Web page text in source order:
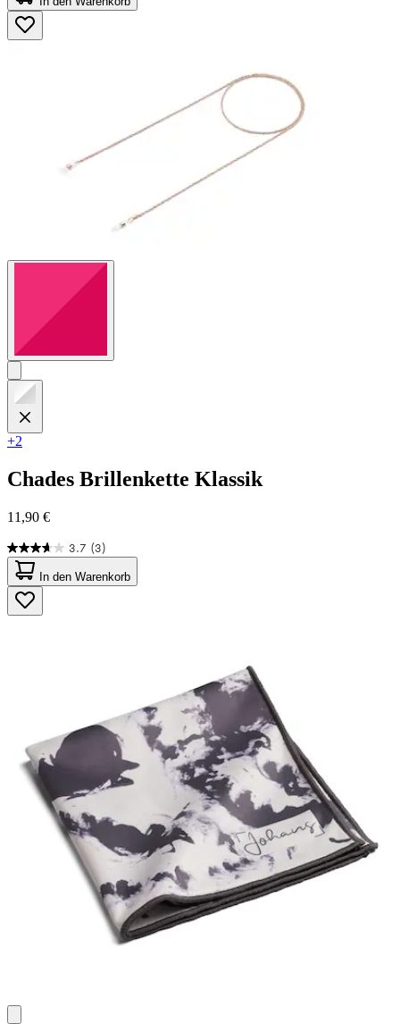
5
Sternen.
88
+2
Chades Brillenkette Klassik
11,90 €
3.7 (3)
3.7
von
5
Sternen.
3
In den Warenkorb